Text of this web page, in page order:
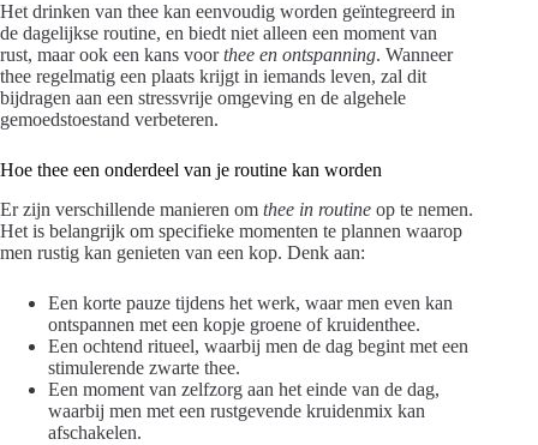
Het drinken van thee kan eenvoudig worden geïntegreerd in
de dagelijkse routine, en biedt niet alleen een moment van
rust, maar ook een kans voorthee en ontspanning. Wanneer
thee regelmatig een plaats krijgt in iemands leven, zal dit
bijdragen aan een stressvrije omgeving en de algehele
gemoedstoestand verbeteren.
Hoe thee een onderdeel van je routine kan worden
Er zijn verschillende manieren om thee in routine op te nemen.
Het is belangrijk om specifieke momenten te plannen waarop
men rustig kan genieten van een kop. Denk aan:
Een korte pauze tijdens het werk, waar men even kan
ontspannen met een kopje groene of kruidenthee.
Een ochtend ritueel, waarbij men de dag begint met een
stimulerende zwarte thee.
Een moment van zelfzorg aan het einde van de dag,
waarbij men met een rustgevende kruidenmix kan
afschakelen.